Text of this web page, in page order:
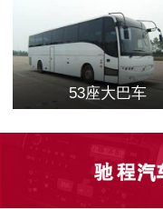
53座大巴车